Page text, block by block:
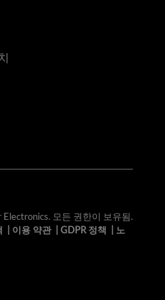
모든 권한이 보유됨.
이용 약관| GDPR 정책
노